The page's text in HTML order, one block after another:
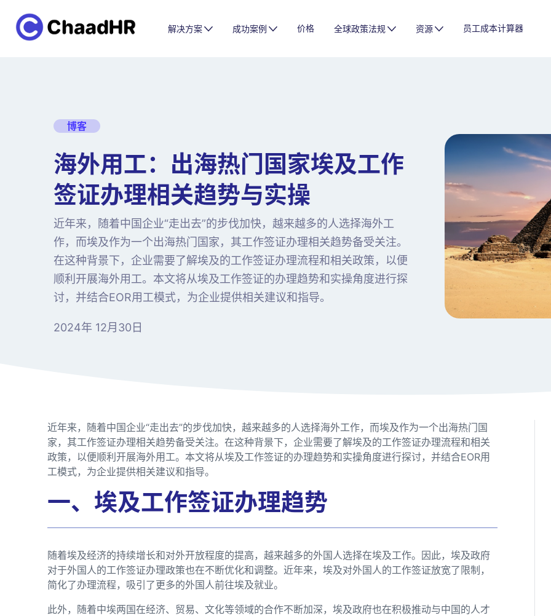
解决方案 成功案例 价格 全球政策法规 资源 员工成本计算器
博客
海外用工：出海热门国家埃及工作
签证办理相关趋势与实操
近年来，随着中国企业“走出去”的步伐加快，越来越多的人选择海外工
作，而埃及作为一个出海热门国家，其工作签证办理相关趋势备受关注。
在这种背景下，企业需要了解埃及的工作签证办理流程和相关政策，以便
顺利开展海外用工。本文将从埃及工作签证的办理趋势和实操角度进行探
讨，并结合EOR用工模式，为企业提供相关建议和指导。
2024年 12月30日
近年来，随着中国企业“走出去”的步伐加快，越来越多的人选择海外工作，而埃及作为一个出海热门国
家，其工作签证办理相关趋势备受关注。在这种背景下，企业需要了解埃及的工作签证办理流程和相关
政策，以便顺利开展海外用工。本文将从埃及工作签证的办理趋势和实操角度进行探讨，并结合EOR用
工模式，为企业提供相关建议和指导。
一、埃及工作签证办理趋势
随着埃及经济的持续增长和对外开放程度的提高，越来越多的外国人选择在埃及工作。因此，埃及政府
对于外国人的工作签证办理政策也在不断优化和调整。近年来，埃及对外国人的工作签证放宽了限制，
简化了办理流程，吸引了更多的外国人前往埃及就业。
此外，随着中埃两国在经济、贸易、文化等领域的合作不断加深，埃及政府也在积极推动与中国的人才